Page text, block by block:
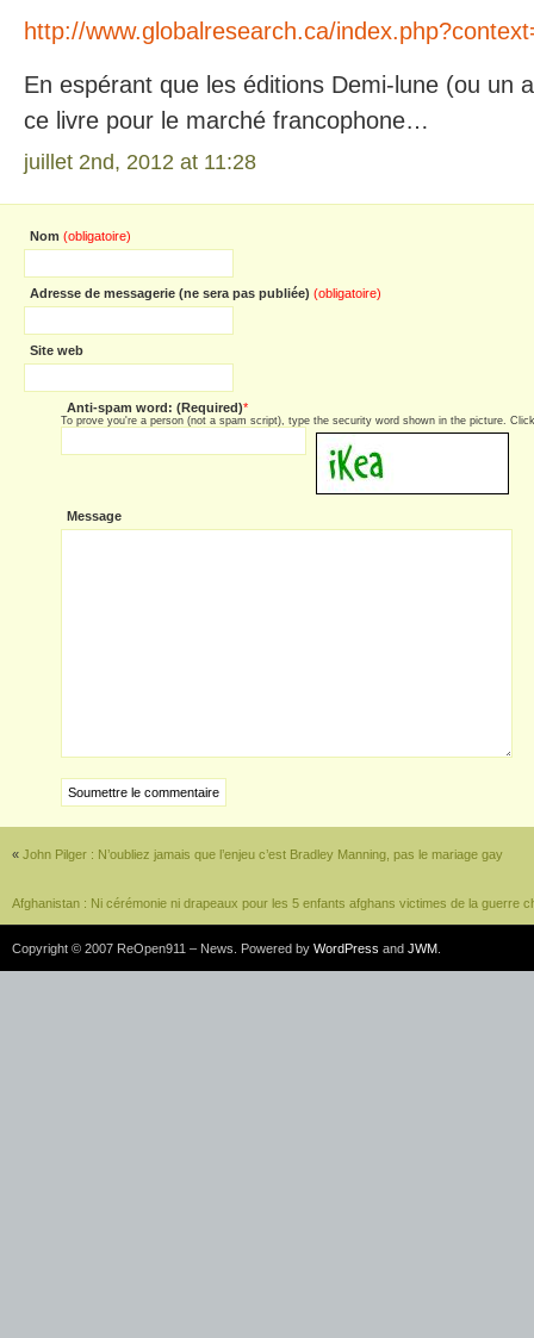
http://www.globalresearch.ca/
En espérant que les éditions Demi-lune (ou un
ce livre pour le marché francophone…
juillet 2nd, 2012 at 11:28
Nom (obligatoire)
Adresse de messagerie (ne sera pas publiée) (obligatoire)
Site web
Anti-spam word: (Required)*
To prove you're a person (not a spam script), type the security word shown in the picture.
Message
« John Pilger : N’oubliez jamais que l’enjeu c’est Bradley Manning, pas le mariage gay
Afghanistan : Ni cérémonie ni drapeaux pour les 5 enfants afghans victimes de la guerre
Copyright © 2007 ReOpen911 – News. Powered by WordPress and JWM